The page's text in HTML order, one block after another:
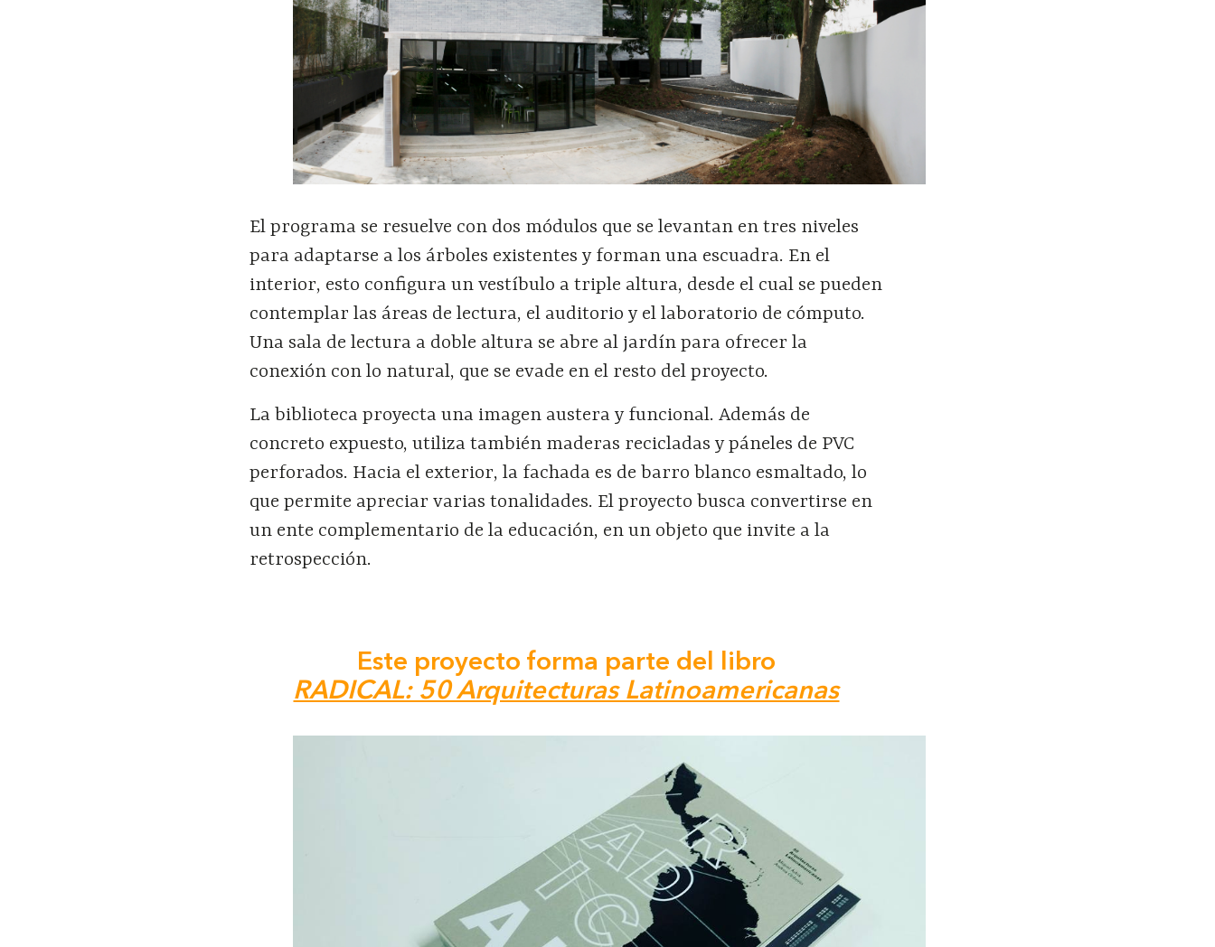
El programa se resuelve con dos módulos que se levantan en tres niveles
para adaptarse a los árboles existentes y forman una escuadra. En el
interior, esto configura un vestíbulo a triple altura, desde el cual se pueden
contemplar las áreas de lectura, el auditorio y el laboratorio de cómputo.
Una sala de lectura a doble altura se abre al jardín para ofrecer la
conexión con lo natural, que se evade en el resto del proyecto.
La biblioteca proyecta una imagen austera y funcional. Además de
concreto expuesto, utiliza también maderas recicladas y páneles de PVC
perforados. Hacia el exterior, la fachada es de barro blanco esmaltado, lo
que permite apreciar varias tonalidades. El proyecto busca convertirse en
un ente complementario de la educación, en un objeto que invite a la
retrospección.
Este proyecto forma parte del libro
RADICAL: 50 Arquitecturas Latinoamericanas